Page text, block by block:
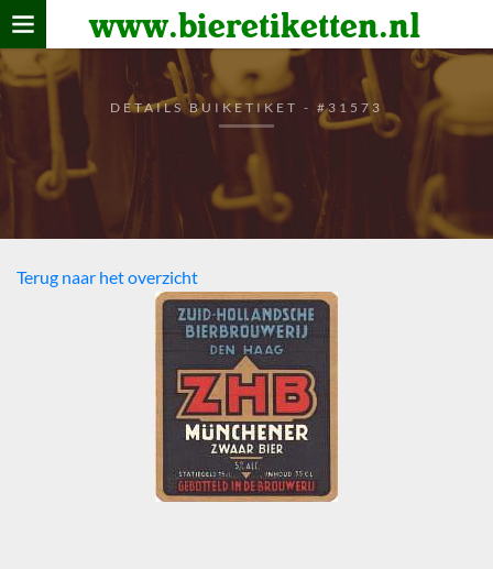
www.bieretiketten.nl
Home
verzamelen
De bierkaart
Bezoekers
DETAILS BUIKETIKET - #31573
Terug naar het overzicht